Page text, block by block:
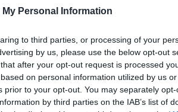
My Personal Information
to third parties, or processing of your
by us, please use the below opt-out
after your opt-out request is processed
on personal information utilized by us
prior to your opt-out. You may separately
by third parties on the IAB’s list of